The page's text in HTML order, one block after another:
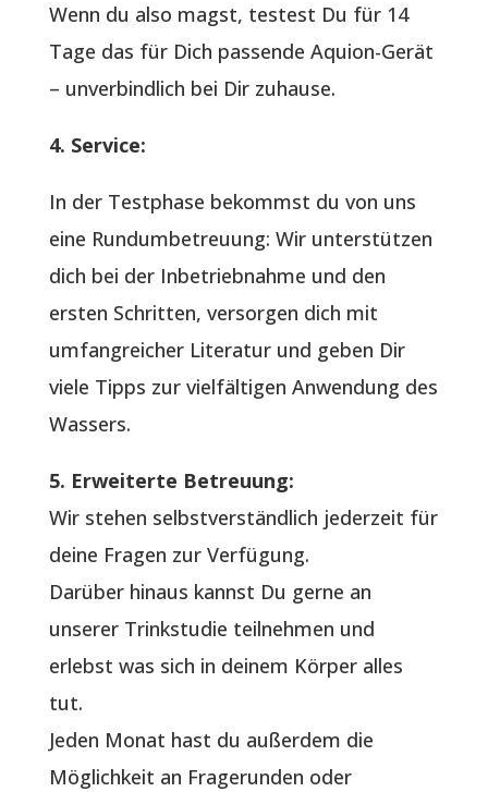
Wenn du also magst, testest Du für 14
Tage das für Dich passende Aquion-Gerät
– unverbindlich bei Dir zuhause.
4. Service:
In der Testphase bekommst du von uns
eine Rundumbetreuung: Wir unterstützen
dich bei der Inbetriebnahme und den
ersten Schritten, versorgen dich mit
umfangreicher Literatur und geben Dir
viele Tipps zur vielfältigen Anwendung des
Wassers.
5. Erweiterte Betreuung:
Wir stehen selbstverständlich jederzeit für
deine Fragen zur Verfügung.
Darüber hinaus kannst Du gerne an
unserer Trinkstudie teilnehmen und
erlebst was sich in deinem Körper alles
tut.
Jeden Monat hast du außerdem die
Möglichkeit an Fragerunden oder